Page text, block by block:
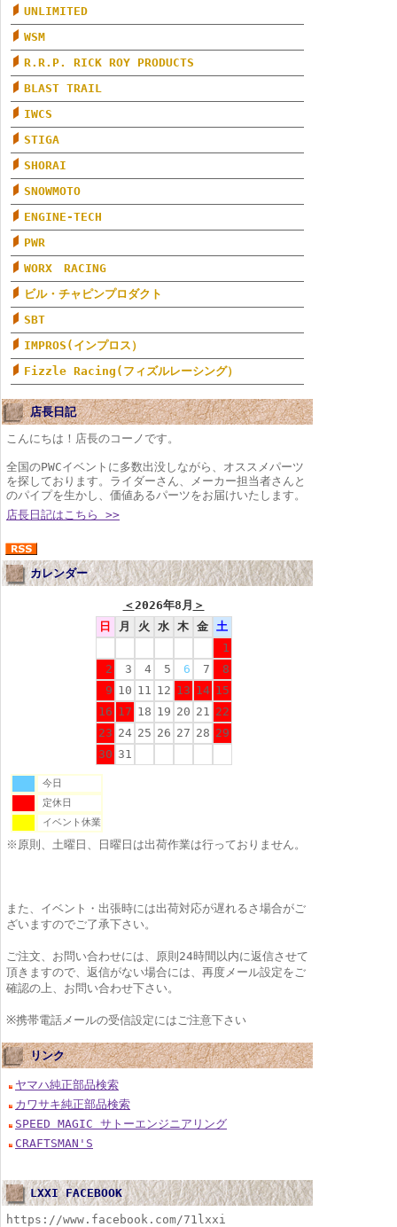
UNLIMITED
WSM
R.R.P. RICK ROY PRODUCTS
BLAST TRAIL
IWCS
STIGA
SHORAI
SNOWMOTO
ENGINE-TECH
PWR
WORX RACING
ビル・チャピンプロダクト
SBT
IMPROS(インプロス）
Fizzle Racing(フィズルレーシング）
店長日記
こんにちは！店長のコーノです。
全国のPWCイベントに多数出没しながら、オススメパーツ
を探しております。ライダーさん、メーカー担当者さんと
のパイプを生かし、価値あるパーツをお届けいたします。
店長日記はこちら >>
カレンダー
＜2026年8月 ＞
日
月 火 水 木 金 土
1
2
3 4 5 6 7
8
9 10 11 12 13 14 15
16 17 18 19 20 21 22
23 24 25 26 27 28 29
30 31
今日
定休日
イベント休業
※原則、土曜日、日曜日は出荷作業は行っておりません。
また、イベント・出張時には出荷対応が遅れるさ場合がご
ざいますのでご了承下さい。
ご注文、お問い合わせには、原則24時間以内に返信させて
頂きますので、返信がない場合には、再度メール設定をご
確認の上、お問い合わせ下さい。
※携帯電話メールの受信設定にはご注意下さい
リンク
ヤマハ純正部品検索
カワサキ純正部品検索
SPEED MAGIC サトーエンジニアリング
CRAFTSMAN'S
LXXI FACEBOOK
https://www.facebook.com/71lxxi